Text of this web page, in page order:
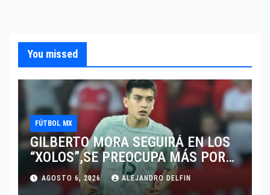
You missed
FÚTBOL MX
GILBERTO MORA SEGUIRÁ EN LOS
“XOLOS”,SE PREOCUPA MÁS POR
JUGAR EN SU EQUIPO.
AGOSTO 6, 2026 ALEJANDRO DELFIN